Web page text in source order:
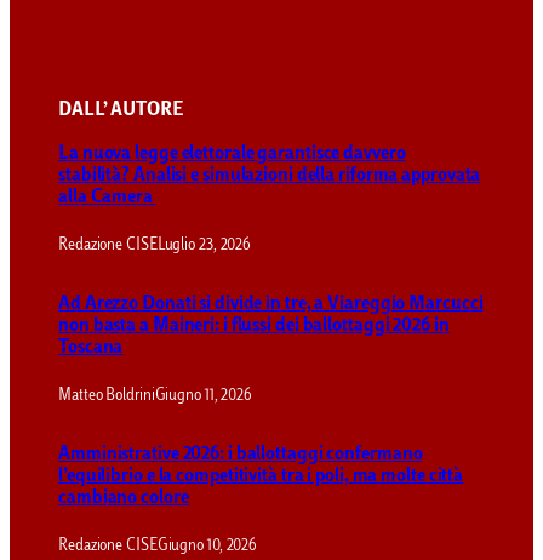
DALL’ AUTORE
La nuova legge elettorale garantisce davvero
stabilità? Analisi e simulazioni della riforma approvata
alla Camera
Redazione CISELuglio 23, 2026
Ad Arezzo Donati si divide in tre, a Viareggio Marcucci
non basta a Maineri: i flussi dei ballottaggi 2026 in
Toscana
Matteo BoldriniGiugno 11, 2026
Amministrative 2026: i ballottaggi confermano
l’equilibrio e la competitività tra i poli, ma molte città
cambiano colore
Redazione CISEGiugno 10, 2026